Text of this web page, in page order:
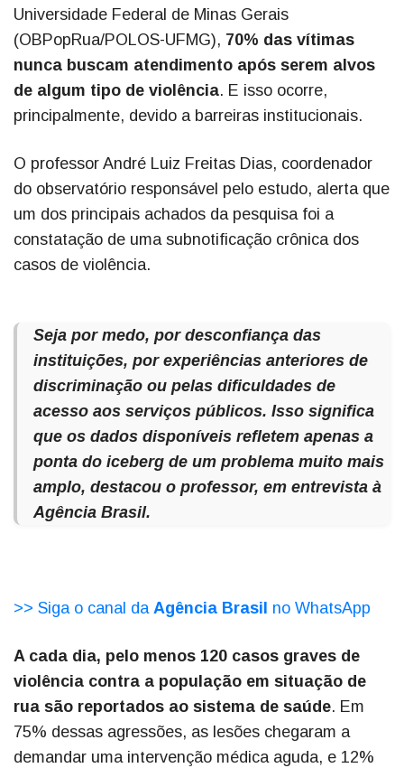
Universidade Federal de Minas Gerais
(OBPopRua/POLOS-UFMG), 70% das vítimas
nunca buscam atendimento após serem alvos
de algum tipo de violência. E isso ocorre,
principalmente, devido a barreiras institucionais.
O professor André Luiz Freitas Dias, coordenador
do observatório responsável pelo estudo, alerta que
um dos principais achados da pesquisa foi a
constatação de uma subnotificação crônica dos
casos de violência.
Seja por medo, por desconfiança das
instituições, por experiências anteriores de
discriminação ou pelas dificuldades de
acesso aos serviços públicos. Isso significa
que os dados disponíveis refletem apenas a
ponta do iceberg de um problema muito mais
amplo, destacou o professor, em entrevista à
Agência Brasil.
>> Siga o canal da Agência Brasil no WhatsApp
A cada dia, pelo menos 120 casos graves de
violência contra a população em situação de
rua são reportados ao sistema de saúde. Em
75% dessas agressões, as lesões chegaram a
demandar uma intervenção médica aguda, e 12%